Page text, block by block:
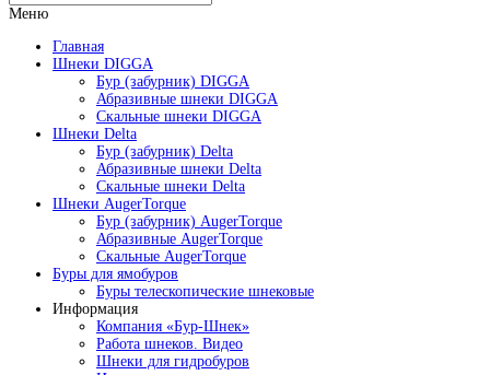
Меню
Главная
Шнеки DIGGA
Бур (забурник) DIGGA
Абразивные шнеки DIGGA
Скальные шнеки DIGGA
Шнеки Delta
Бур (забурник) Delta
Абразивные шнеки Delta
Скальные шнеки Delta
Шнеки AugerTorque
Бур (забурник) AugerTorque
Абразивные AugerTorque
Скальные AugerTorque
Буры для ямобуров
Буры телескопические шнековые
Информация
Компания «Бур-Шнек»
Работа шнеков. Видео
Шнеки для гидробуров